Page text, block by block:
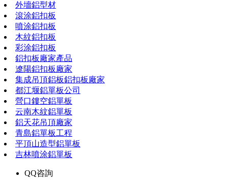
外墻鋁型材
滾涂鋁扣板
噴涂鋁扣板
木紋鋁扣板
彩涂鋁扣板
鋁扣板廠家產品
遼陽鋁扣板廠家
集成吊頂鋁板鋁扣板廠家
都江堰鋁單板公司
營口鏤空鋁單板
云南木紋鋁單板
鋁天花吊頂廠家
青島鋁單板工程
平頂山造型鋁單板
吉林噴涂鋁單板
QQ咨詢